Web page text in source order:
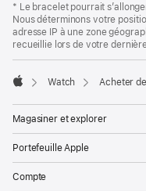
* Le bracelet pourrait
Nous déterminons votre
adresse IP à une zone
recueillie lors de votre
Watch Acheter
Magasiner et explorer
Portefeuille Apple
Compte